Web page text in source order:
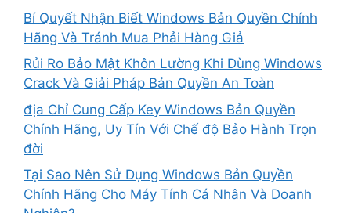
Bí Quyết Nhận Biết Windows Bản Quyền Chính
Hãng Và Tránh Mua Phải Hàng Giả
Rủi Ro Bảo Mật Khôn Lường Khi Dùng Windows
Crack Và Giải Pháp Bản Quyền An Toàn
địa Chỉ Cung Cấp Key Windows Bản Quyền
Chính Hãng, Uy Tín Với Chế độ Bảo Hành Trọn
đời
Tại Sao Nên Sử Dụng Windows Bản Quyền
Chính Hãng Cho Máy Tính Cá Nhân Và Doanh